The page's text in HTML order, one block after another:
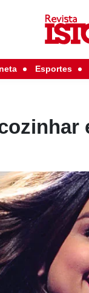
Esportes